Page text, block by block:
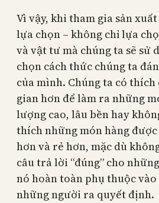
Vì vậy, khi tham gia sản
lựa chọn – không chỉ lựa
và vật tư mà chúng ta sẽ sử
chọn cách thức chúng ta
của mình. Chúng ta có
gian hơn để làm ra những
lượng cao, lâu bền hay
thích những món hàng
hơn và rẻ hơn, mặc dù
câu trả lời “đúng” cho
nó hoàn toàn phụ thuộc
những người ra quyết định.